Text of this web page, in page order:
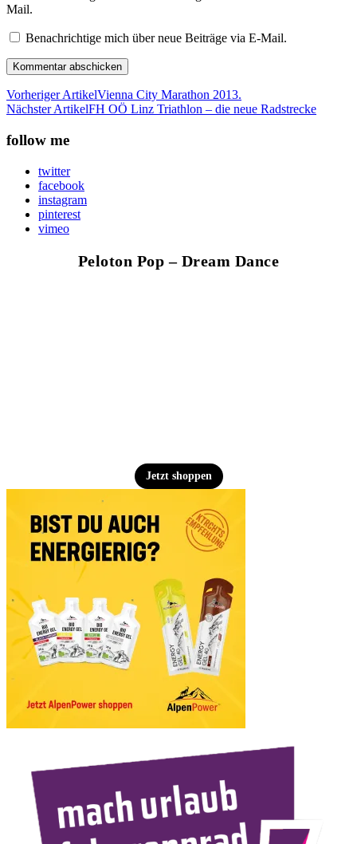
Mail.
Benachrichtige mich über neue Beiträge via E-Mail.
Vorheriger ArtikelVienna City Marathon 2013.
Nächster ArtikelFH OÖ Linz Triathlon – die neue Radstrecke
follow me
twitter
facebook
instagram
pinterest
vimeo
Peloton Pop – Dream Dance
Jetzt shoppen